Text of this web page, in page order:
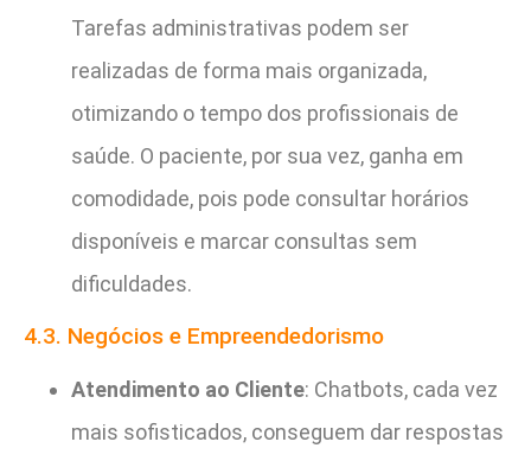
Tarefas administrativas podem ser
realizadas de forma mais organizada,
otimizando o tempo dos profissionais de
saúde. O paciente, por sua vez, ganha em
comodidade, pois pode consultar horários
disponíveis e marcar consultas sem
dificuldades.
4.3. Negócios e Empreendedorismo
Atendimento ao Cliente: Chatbots, cada vez
mais sofisticados, conseguem dar respostas